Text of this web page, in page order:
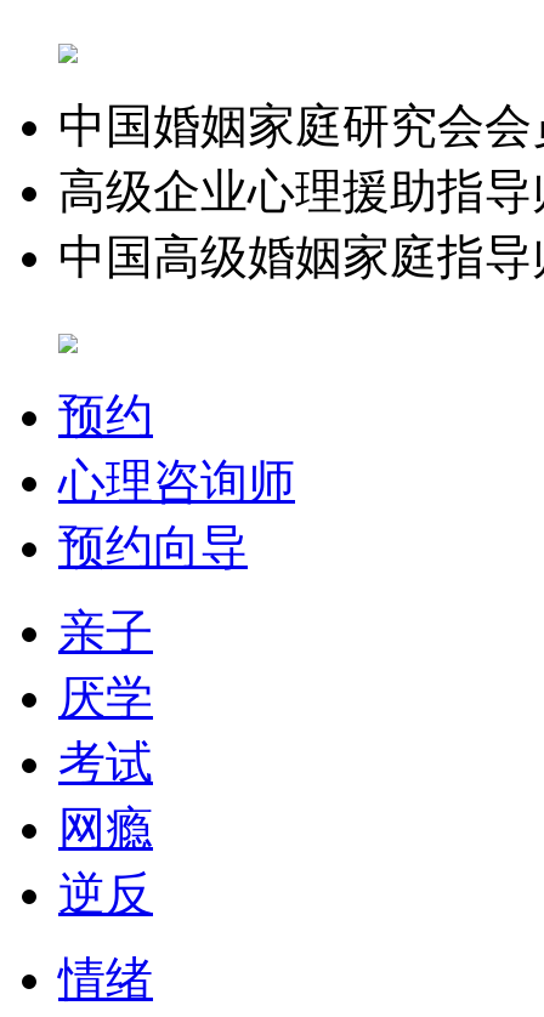
中国婚姻家庭研究会会
高级企业心理援助指导
中国高级婚姻家庭指导
预约
心理咨询师
预约向导
亲子
厌学
考试
网瘾
逆反
情绪